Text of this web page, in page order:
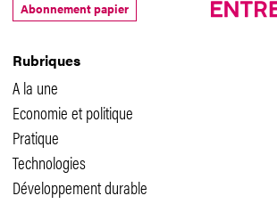
Rubriques
A la une
Economie et politique
Pratique
Technologies
Développement durable
Abonnement papier